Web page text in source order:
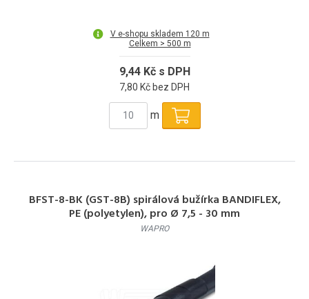
V e-shopu skladem 120 m
Celkem > 500 m
9,44 Kč s DPH
7,80 Kč bez DPH
m
BFST-8-BK (GST-8B) spirálová bužírka BANDIFLEX,
PE (polyetylen), pro Ø 7,5 - 30 mm
WAPRO